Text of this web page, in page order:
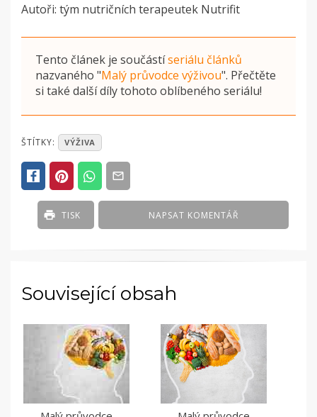
Autoři: tým nutričních terapeutek Nutrifit
Tento článek je součástíseriálu článků
nazvaného "Malý průvodce výživou". Přečtěte
si také další díly tohoto oblíbeného seriálu!
POSTED
ČLÁNKY
ŠTÍTKY: VÝŽIVA
NAPSAT KOMENTÁŘ
TISK
Související obsah